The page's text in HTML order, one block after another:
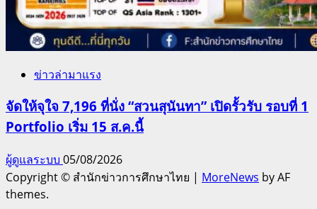
ข่าวล่ามาแรง
จัดให้จุใจ 7,196 ที่นั่ง “สวนสุนันทา” เปิดรั้วรับ รอบที่ 1
Portfolio เริ่ม 15 ส.ค.นี้
ผู้ดูแลระบบ 05/08/2026
Copyright © สำนักข่าวการศึกษาไทย | MoreNews by AF
themes.